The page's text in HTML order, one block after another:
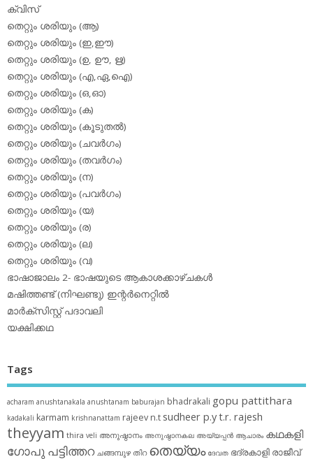
ക്വിസ്
തെറ്റും ശരിയും (ആ)
തെറ്റും ശരിയും (ഇ,ഈ)
തെറ്റും ശരിയും (ഉ, ഊ, ഋ)
തെറ്റും ശരിയും (എ,ഏ,ഐ)
തെറ്റും ശരിയും (ഒ,ഓ)
തെറ്റും ശരിയും (ക)
തെറ്റും ശരിയും (കൂടുതല്‍)
തെറ്റും ശരിയും (ചവര്‍ഗം)
തെറ്റും ശരിയും (തവര്‍ഗം)
തെറ്റും ശരിയും (ന)
തെറ്റും ശരിയും (പവര്‍ഗം)
തെറ്റും ശരിയും (യ)
തെറ്റും ശരിയും (ര)
തെറ്റും ശരിയും (ല)
തെറ്റും ശരിയും (വ)
ഭാഷാജാലം 2- ഭാഷയുടെ ആകാശക്കാഴ്ചകള്‍
മഷിത്തണ്ട് (നിഘണ്ടു) ഇന്റര്‍നെറ്റില്‍
മാര്‍ക്‌സിസ്റ്റ് പദാവലി
യക്ഷിക്കഥ
Tags
acharam anushtanakala anushtanam baburajan bhadrakali gopu pattithara
kadakali karmam krishnanattam rajeev n.t sudheer p.yt.r. rajesh
theyyam thira veli അനുഷ്ഠാനം അനുഷ്ഠാനകല അയ്യപ്പന്‍ ആചാരം കഥകളി
ഗോപു പട്ടിത്തറ ചങ്ങമ്പുഴ തിറ തെയ്യം ദേവത ഭദ്രകാളി രാജീവ്